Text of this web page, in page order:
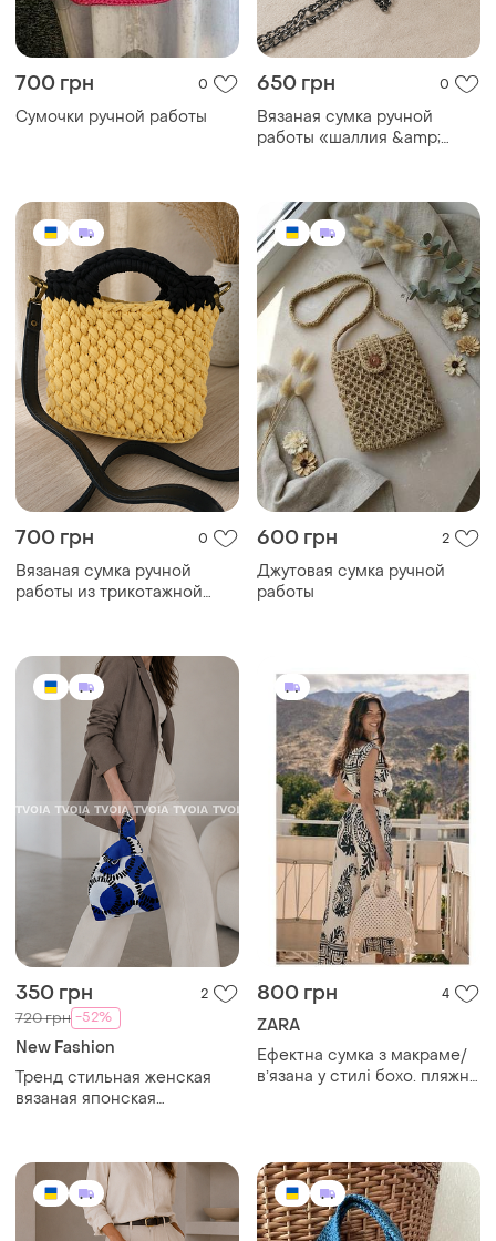
700 грн 0
Сумочки ручной работы
650 грн 0
Вязаная сумка ручной
работы «шаллия &amp;
700 грн 0
Вязаная сумка ручной
работы из трикотажной
600 грн 2
Джутовая сумка ручной
работы
350 грн 2
720 грн -52%
New Fashion
Тренд стильная женская
вязаная японская
800 грн 4
ZARA
Ефектна сумка з макраме/
вʼязана у стилі бохо. пляжна